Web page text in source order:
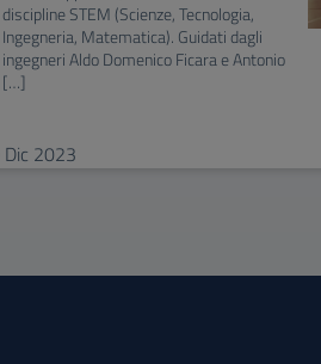
discipline STEM (Scienze, Tecnologia,
Ingegneria, Matematica). Guidati dagli
ingegneri Aldo Domenico Ficara e Antonio
[…]
Dic 2023